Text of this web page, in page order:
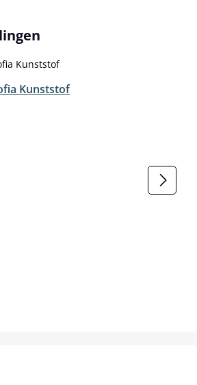
Kunststof
niet beschikbaar.)